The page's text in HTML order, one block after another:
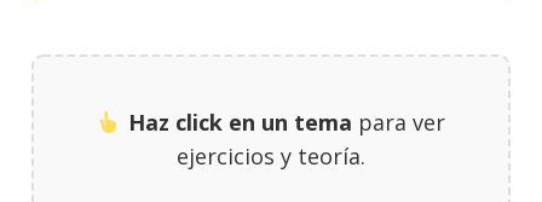
Haz click en un tema para ver
ejercicios y teoría.